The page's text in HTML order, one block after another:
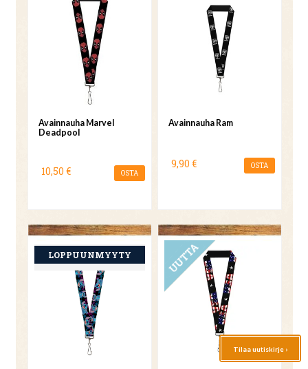
Avainnauha Marvel
Deadpool
10,50 € OSTA
Avainnauha Ram
9,90 € OSTA
UUTUUS
Tilaa uutiskirje ›